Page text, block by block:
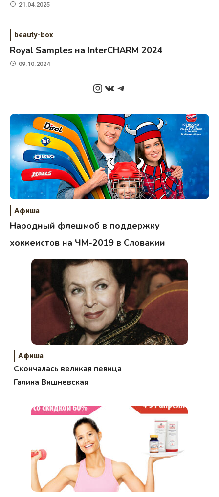
21.04.2025
beauty-box
Royal Samples на InterCHARM 2024
09.10.2024
Instagram
ВКонтакте
Telegram
Афиша
Народный флешмоб в поддержку
хоккеистов на ЧМ-2019 в Словакии
Афиша
Скончалась великая певица
Галина Вишневская